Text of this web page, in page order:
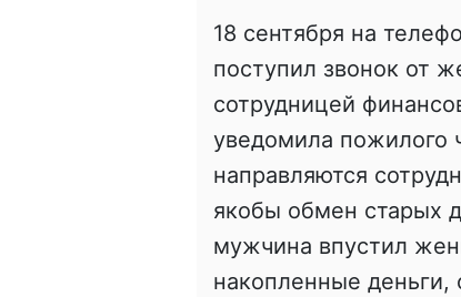
18 сентября на
поступил звонок от
сотрудницей
уведомила пожилого
направляются
якобы обмен старых
мужчина впустил
накопленные деньги,